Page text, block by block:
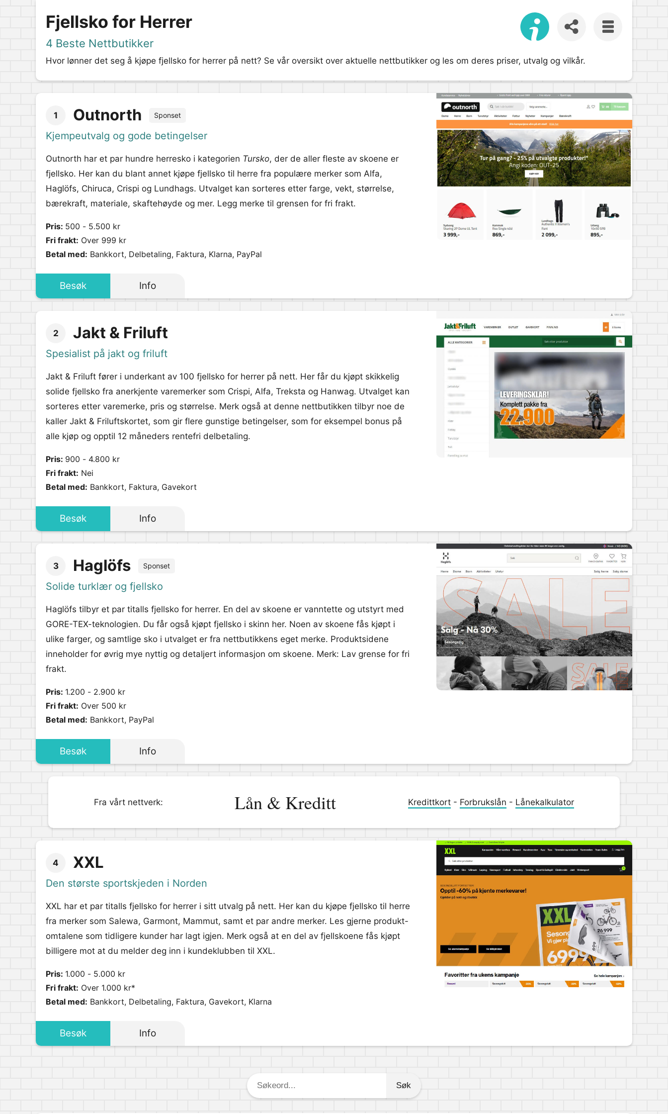
Fjellsko for Herrer
4 Beste Nettbutikker
Hvor lønner det seg å kjøpe fjellsko for herrer på nett? Se vår oversikt over aktuelle nettbutikker og les om deres priser, utvalg og vilkår.
1 Outnorth Sponset
Kjempeutvalg og gode betingelser
Outnorth har et par hundre herresko i kategorien Tursko, der de aller fleste av skoene er
fjellsko. Her kan du blant annet kjøpe fjellsko til herre fra populære merker som Alfa,
Haglöfs, Chiruca, Crispi og Lundhags. Utvalget kan sorteres etter farge, vekt, størrelse,
bærekraft, materiale, skaftehøyde og mer. Legg merke til grensen for fri frakt.
Pris: 500 - 5.500 kr
Fri frakt: Over 999 kr
Betal med: Bankkort, Delbetaling, Faktura, Klarna, PayPal
Besøk Info
2 Jakt & Friluft
Spesialist på jakt og friluft
Jakt & Friluft fører i underkant av 100 fjellsko for herrer på nett. Her får du kjøpt skikkelig
solide fjellsko fra anerkjente varemerker som Crispi, Alfa, Treksta og Hanwag. Utvalget kan
sorteres etter varemerke, pris og størrelse. Merk også at denne nettbutikken tilbyr noe de
kaller Jakt & Friluftskortet, som gir flere gunstige betingelser, som for eksempel bonus på
alle kjøp og opptil 12 måneders rentefri delbetaling.
Pris: 900 - 4.800 kr
Fri frakt: Nei
Betal med: Bankkort, Faktura, Gavekort
Besøk Info
3 Haglöfs Sponset
Solide turklær og fjellsko
Haglöfs tilbyr et par titalls fjellsko for herrer. En del av skoene er vanntette og utstyrt med
GORE-TEX-teknologien. Du får også kjøpt fjellsko i skinn her. Noen av skoene fås kjøpt i
ulike farger, og samtlige sko i utvalget er fra nettbutikkens eget merke. Produktsidene
inneholder for øvrig mye nyttig og detaljert informasjon om skoene. Merk: Lav grense for fri
frakt.
Pris: 1.200 - 2.900 kr
Fri frakt: Over 500 kr
Betal med: Bankkort, PayPal
Besøk Info
Fra vårt nettverk: Lån & Kreditt Kredittkort- Forbrukslån - Lånekalkulator
4 XXL
Den største sportskjeden i Norden
XXL har et par titalls fjellsko for herrer i sitt utvalg på nett. Her kan du kjøpe fjellsko til herre
fra merker som Salewa, Garmont, Mammut, samt et par andre merker. Les gjerne produkt-
omtalene som tidligere kunder har lagt igjen. Merk også at en del av fjellskoene fås kjøpt
billigere mot at du melder deg inn i kundeklubben til XXL.
Pris: 1.000 - 5.000 kr
Fri frakt: Over 1.000 kr*
Betal med: Bankkort, Delbetaling, Faktura, Gavekort, Klarna
Besøk Info
Søkeord: